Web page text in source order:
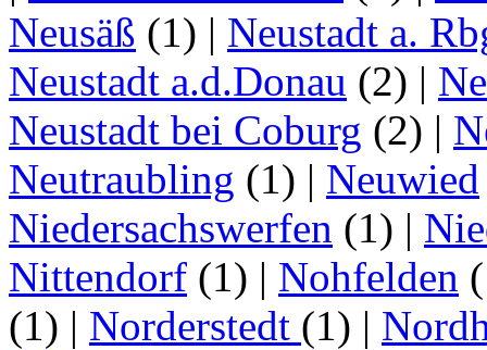
Neusäß (1) | Neustadt a.
Neustadt a.d.Donau (2) |
Neustadt bei Coburg (2) |
Neutraubling (1) | Neuwied
Niedersachswerfen (1) |
Nittendorf (1) | Nohfelden
(1) | Norderstedt (1) |